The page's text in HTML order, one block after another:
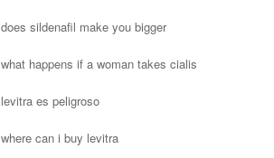
does sildenafil make you bigger
what happens if a woman takes cialis
levitra es peligroso
where can i buy levitra